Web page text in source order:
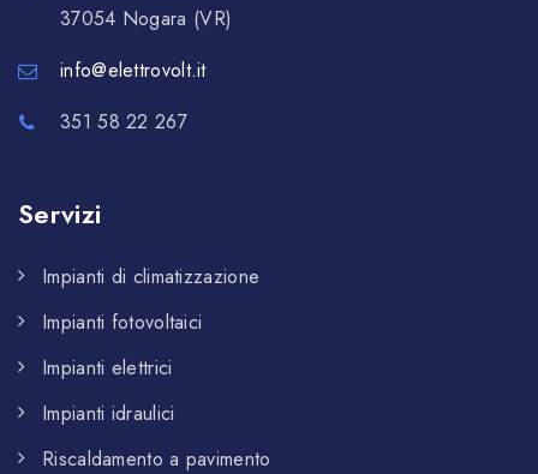
37054 Nogara (VR)
info@elettrovolt.it
351 58 22 267
Servizi
Impianti di climatizzazione
Impianti fotovoltaici
Impianti elettrici
Impianti idraulici
Riscaldamento a pavimento